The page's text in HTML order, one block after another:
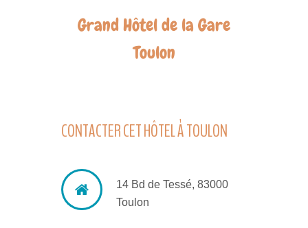
Grand Hôtel de la Gare
Toulon
CONTACTER CET HÔTEL À TOULON
14 Bd de Tessé, 83000
Toulon